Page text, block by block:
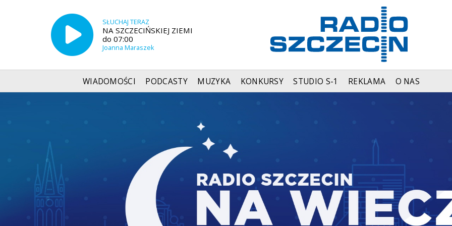
SŁUCHAJ TERAZ
NA SZCZECIŃSKIEJ ZIEMI
do 07:00
Joanna Maraszek
WIADOMOŚCI PODCASTY MUZYKA KONKURSY STUDIO S-1 REKLAMA O NAS